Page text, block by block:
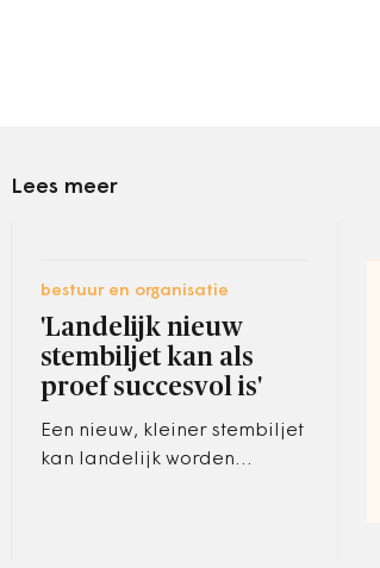
Lees meer
bestuur en organisatie
'Landelijk nieuw
stembiljet kan als
proef succesvol is'
Een nieuw, kleiner stembiljet
kan landelijk worden